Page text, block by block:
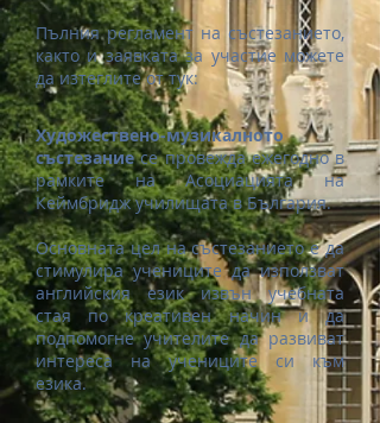
Пълния регламент на състезанието,
както и заявката за участие можете
да изтеглите от тук:
Художествено-музикалното
състезаниесе провежда ежегодно в
рамките на Асоциацията на
Кеймбридж училищата в България.
Основната цел на състезанието е да
стимулира учениците да използват
английския език извън учебната
стая по креативен начин и да
подпомогне учителите да развиват
интереса на учениците си към
езика.